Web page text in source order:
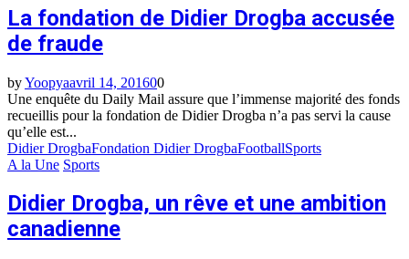
La fondation de Didier Drogba accusée
de fraude
byYoopyaavril 14, 201600
Une enquête du Daily Mail assure que l’immense majorité des fonds
recueillis pour la fondation de Didier Drogba n’a pas servi la cause
qu’elle est...
Didier DrogbaFondation Didier DrogbaFootballSports
A la Une Sports
Didier Drogba, un rêve et une ambition
canadienne